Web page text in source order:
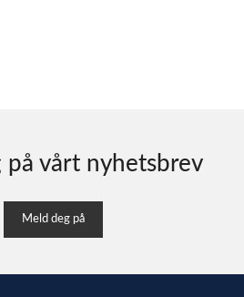
på vårt nyhetsbrev
Meld deg på